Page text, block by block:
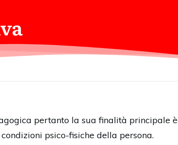
pertanto la sua finalità principale è
psico-fisiche della persona.